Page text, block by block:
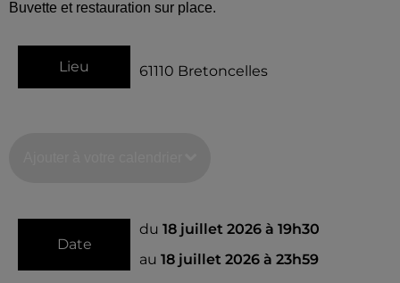
Buvette et restauration sur place.
Lieu 61110 Bretoncelles
Date
du 18 juillet 2026 à 19h30
au 18 juillet 2026 à 23h59